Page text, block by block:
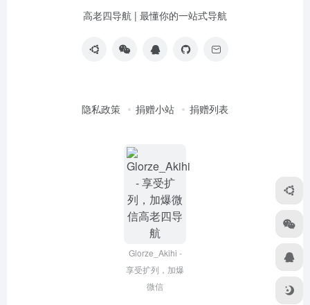
高老四导航 | 最懂你的一站式导航
隐私政策 捐赠小站 捐赠列表
Glorze_Akihi -
享受扩列，加爆
微信